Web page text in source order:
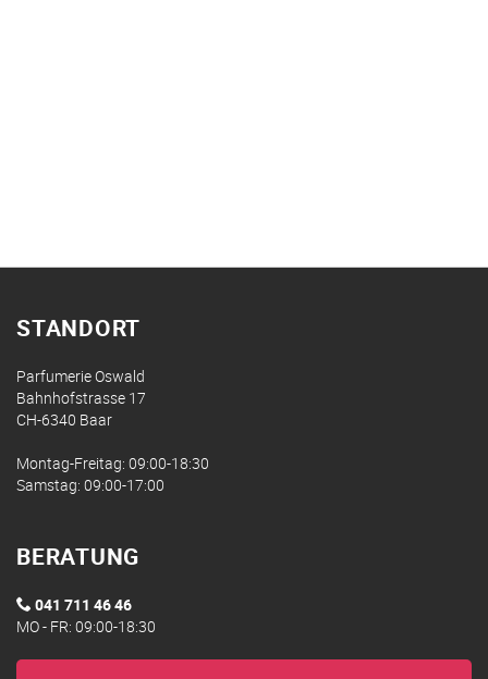
STANDORT
Parfumerie Oswald
Bahnhofstrasse 17
CH-6340 Baar
Montag-Freitag: 09:00-18:30
Samstag: 09:00-17:00
BERATUNG
041 711 46 46
MO - FR: 09:00-18:30